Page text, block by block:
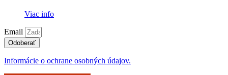
Viac info
Email
Odoberať
Informácie o ochrane osobných údajov.